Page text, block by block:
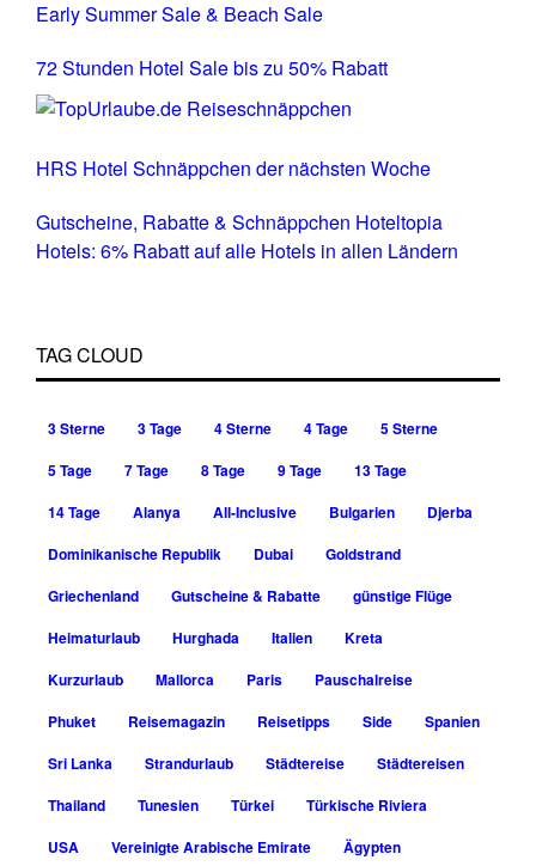
Early Summer Sale & Beach Sale
72 Stunden Hotel Sale bis zu 50% Rabatt
HRS Hotel Schnäppchen der nächsten Woche
Gutscheine, Rabatte & Schnäppchen Hoteltopia
Hotels: 6% Rabatt auf alle Hotels in allen Ländern
TAG CLOUD
3 Sterne 3 Tage 4 Sterne 4 Tage
5 Sterne
5 Tage
7 Tage 8 Tage 9 Tage
13 Tage
14 Tage
Alanya All-Inclusive Bulgarien
Djerba
Dominikanische Republik
Dubai
Goldstrand
Griechenland
Gutscheine & Rabatte
günstige Flüge
Heimaturlaub
Hurghada Italien
Kreta
Kurzurlaub
Mallorca Paris
Pauschalreise
Phuket
Reisemagazin Reisetipps Side
Spanien
Sri Lanka
Strandurlaub Städtereise
Städtereisen
Thailand
Tunesien Türkei
Türkische Riviera
USA
Vereinigte Arabische Emirate Ägypten